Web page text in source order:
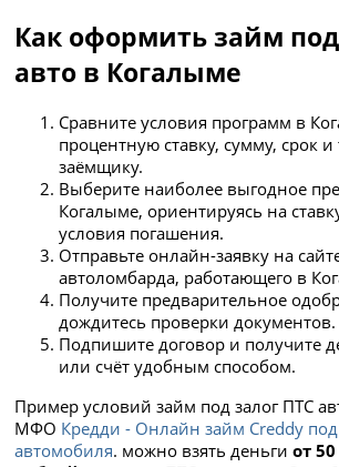
Как оформить займ
авто в Когалыме
Сравните условия программ в
процентную ставку, сумму, срок
заёмщику.
Выберите наиболее выгодное
Когалыме, ориентируясь на
условия погашения.
Отправьте онлайн-заявку на
автоломбарда, работающего в
Получите предварительное
дождитесь проверки документов.
Подпишите договор и получите
или счёт удобным способом.
Пример условий займ под залог ПТС
МФО Кредди - Онлайн займ Creddy под
автомобиля. можно взять деньгиот